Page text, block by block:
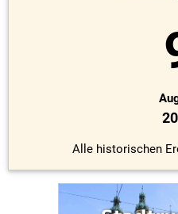
Alle historischen